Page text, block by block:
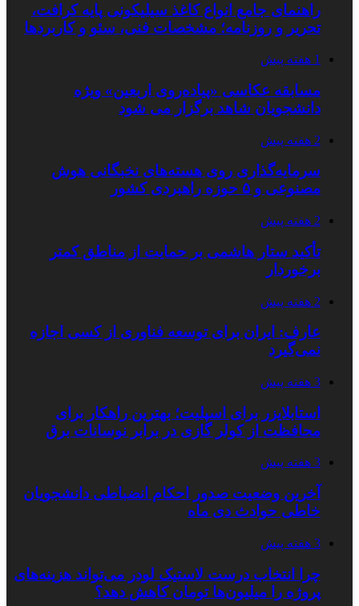
راهنمای جامع انواع کاغذ سیلیکونی پایه کرافت،
تحریر و روزنامه؛ مشخصات فنی، سئو و کاربردها
1 هفته پیش
مسابقه عکاسی «پیاده‌روی اربعین» ویژه
دانشجویان شاهد برگزار می شود
2 هفته پیش
سرمایه‌گذاری روی هسته‌های نخبگانی هوش
مصنوعی و ۵ حوزه راهبردی کشور
2 هفته پیش
تأکید ستار هاشمی بر حمایت از مناطق کمتر
برخوردار
2 هفته پیش
عارف: ایران برای توسعه فناوری از کسی اجازه
نمی‌گیرد
3 هفته پیش
استابلایزر برای اسپلیت؛ بهترین راهکار برای
محافظت از کولر گازی در برابر نوسانات برق
3 هفته پیش
آخرین وضعیت صدور احکام انضباطی دانشجویان
خاطی حوادث دی ماه
3 هفته پیش
چرا انتخاب درست لاستیک لودر می‌تواند هزینه‌های
پروژه را میلیون‌ها تومان کاهش دهد؟